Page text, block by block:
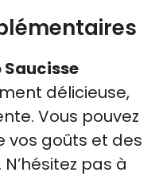
Saucisse
délicieuse,
Vous pouvez
vos goûts et des
pas à